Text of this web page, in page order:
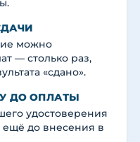
можно
— столько раз,
«сдано».
ДО ОПЛАТЫ
удостоверения
до внесения в